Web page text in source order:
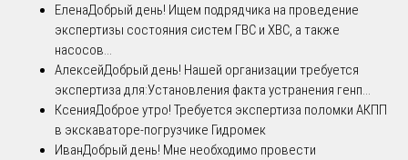
ЕленаДобрый день! Ищем подрядчика на проведение
экспертизы состояния систем ГВС и ХВС, а также
насосов...
АлексейДобрый день! Нашей организации требуется
экспертиза для:Установления факта устранения генп...
КсенияДоброе утро! Требуется экспертиза поломки АКПП
в экскаваторе-погрузчике Гидромек
ИванДобрый день! Мне необходимо провести